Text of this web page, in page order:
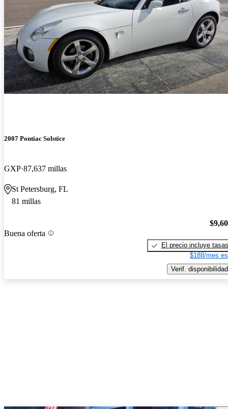
2007 Pontiac Solstice
GXP 87,637 millas
St Petersburg, FL
81 millas
Buena oferta
El precio incluye tasas
$188/mes
Verif. disponibilidad